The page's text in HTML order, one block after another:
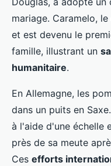
mariage. Caramelo,
et est devenu le
famille, illustrant un
humanitaire.
En Allemagne, les
dans un puits en
à l'aide d'une échelle
près de sa meute
Ces efforts